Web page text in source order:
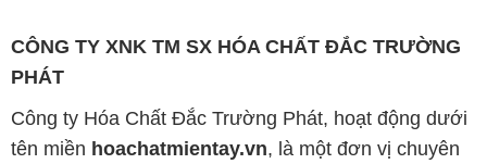
CÔNG TY XNK TM SX HÓA CHẤT ĐẮC TRƯỜNG
PHÁT
Công ty Hóa Chất Đắc Trường Phát, hoạt động dưới
tên miền hoachatmientay.vn, là một đơn vị chuyên